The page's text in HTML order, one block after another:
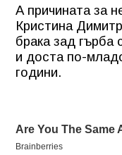
А причината за
Кристина
брака зад гърба
и доста по-
години.